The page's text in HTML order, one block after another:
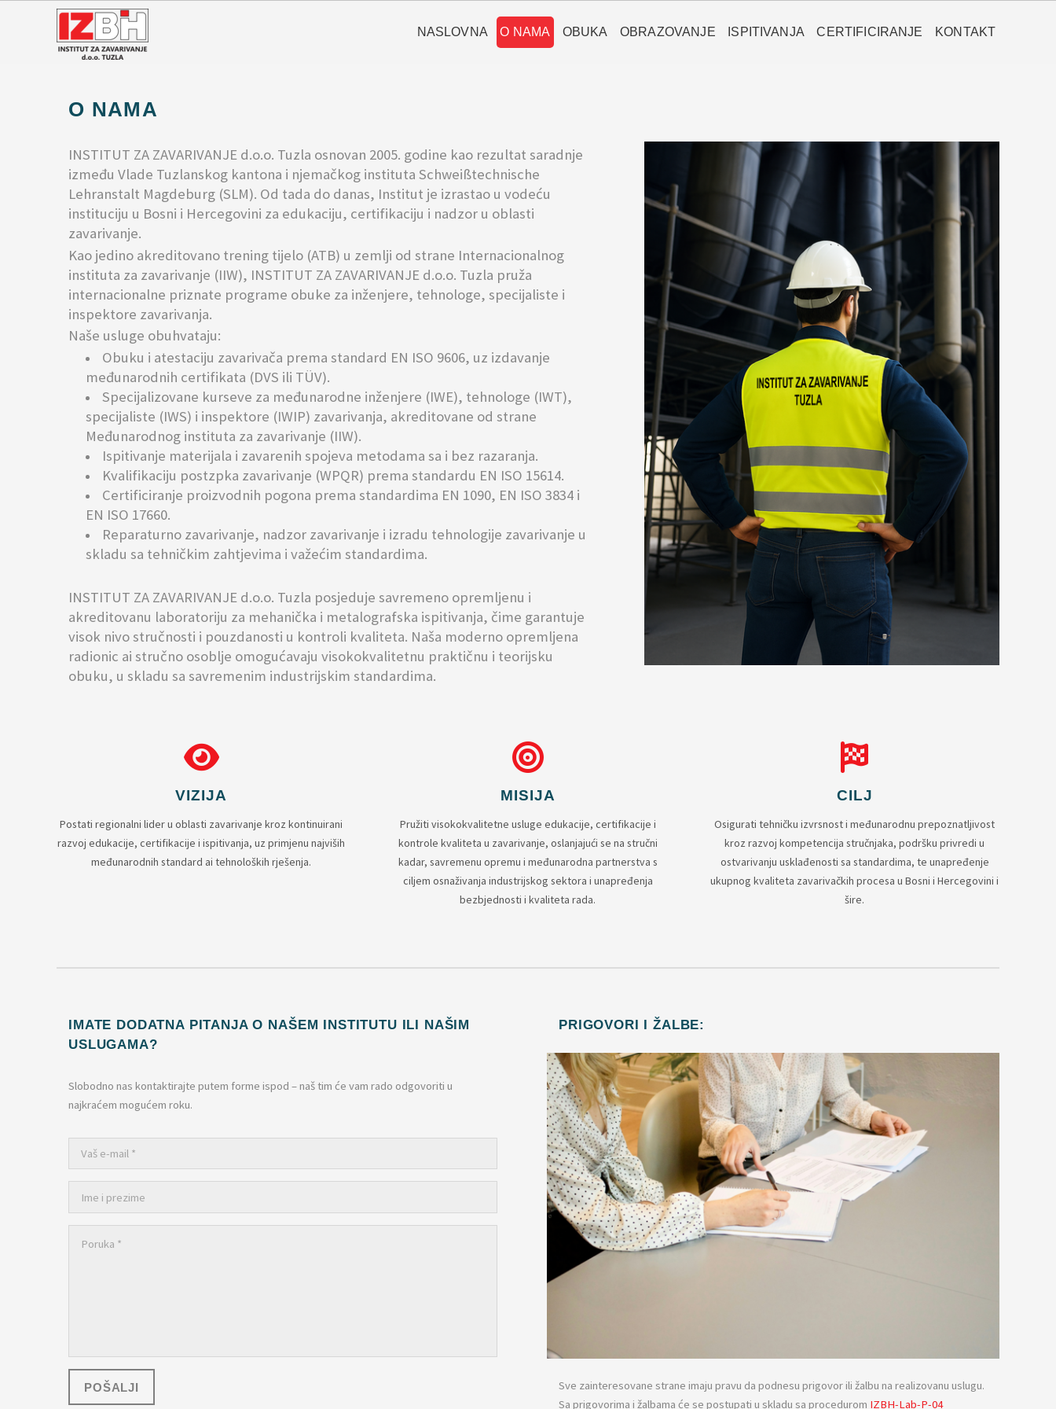
NASLOVNA O NAMA OBUKA OBRAZOVANJE ISPITIVANJA CERTIFICIRANJE KONTAKT
O NAMA
INSTITUT ZA ZAVARIVANJE d.o.o. Tuzla osnovan 2005. godine kao rezultat saradnje
između Vlade Tuzlanskog kantona i njemačkog instituta Schweißtechnische
Lehranstalt Magdeburg (SLM). Od tada do danas, Institut je izrastao u vodeću
instituciju u Bosni i Hercegovini za edukaciju, certifikaciju i nadzor u oblasti
zavarivanje.
Kao jedino akreditovano trening tijelo (ATB) u zemlji od strane Internacionalnog
instituta za zavarivanje (IIW), INSTITUT ZA ZAVARIVANJE d.o.o. Tuzla pruža
internacionalne priznate programe obuke za inženjere, tehnologe, specijaliste i
inspektore zavarivanja.
Naše usluge obuhvataju:
Obuku i atestaciju zavarivača prema standard EN ISO 9606, uz izdavanje
međunarodnih certifikata (DVS ili TÜV).
Specijalizovane kurseve za međunarodne inženjere (IWE), tehnologe (IWT),
specijaliste (IWS) i inspektore (IWIP) zavarivanja, akreditovane od strane
Međunarodnog instituta za zavarivanje (IIW).
Ispitivanje materijala i zavarenih spojeva metodama sa i bez razaranja.
Kvalifikaciju postzpka zavarivanje (WPQR) prema standardu EN ISO 15614.
Certificiranje proizvodnih pogona prema standardima EN 1090, EN ISO 3834 i
EN ISO 17660.
Reparaturno zavarivanje, nadzor zavarivanje i izradu tehnologije zavarivanje u
skladu sa tehničkim zahtjevima i važećim standardima.
INSTITUT ZA ZAVARIVANJE d.o.o. Tuzla posjeduje savremeno opremljenu i
akreditovanu laboratoriju za mehanička i metalografska ispitivanja, čime garantuje
visok nivo stručnosti i pouzdanosti u kontroli kvaliteta. Naša moderno opremljena
radionic ai stručno osoblje omogućavaju visokokvalitetnu praktičnu i teorijsku
obuku, u skladu sa savremenim industrijskim standardima.
VIZIJA
Postati regionalni lider u oblasti zavarivanje kroz kontinuirani
razvoj edukacije, certifikacije i ispitivanja, uz primjenu najviših
međunarodnih standard ai tehnoloških rješenja.
MISIJA
Pružiti visokokvalitetne usluge edukacije, certifikacije i
kontrole kvaliteta u zavarivanje, oslanjajući se na stručni
kadar, savremenu opremu i međunarodna partnerstva s
ciljem osnaživanja industrijskog sektora i unapređenja
bezbjednosti i kvaliteta rada.
CILJ
Osigurati tehničku izvrsnost i međunarodnu prepoznatljivost
kroz razvoj kompetencija stručnjaka, podršku privredi u
ostvarivanju usklađenosti sa standardima, te unapređenje
ukupnog kvaliteta zavarivačkih procesa u Bosni i Hercegovini i
šire.
IMATE DODATNA PITANJA O NAŠEM INSTITUTU ILI NAŠIM
USLUGAMA?
Slobodno nas kontaktirajte putem forme ispod – naš tim će vam rado odgovoriti u
najkraćem mogućem roku.
PRIGOVORI I ŽALBE:
Sve zainteresovane strane imaju pravu da podnesu prigovor ili žalbu na realizovanu uslugu.
Sa prigovorima i žalbama će se postupati u skladu sa procedurom IZBH-Lab-P-04